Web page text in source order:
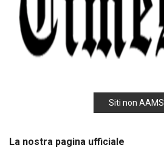
Siti non AAMS
La nostra pagina ufficiale